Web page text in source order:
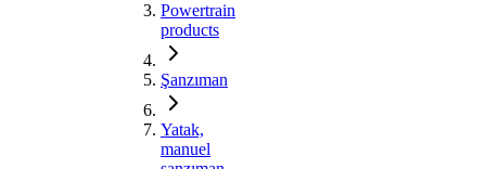
Powertrain
products
Şanzıman
Yatak,
manuel